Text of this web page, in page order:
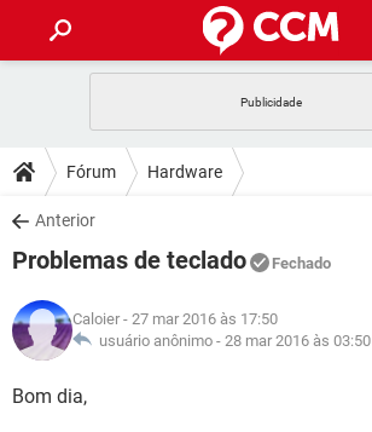
CELULAR
OUTLOOK
INSTAGRAM GMAIL
GUIA DE COMPRAS
DICAS
JOGOS
INSTAGRAM
GUIA DE COMPRAS
DOWNLOADS
JOGOS WHATSAPP
CELULAR
OUTLOOK EXCEL
INSTAGRAM
JOGOS
CELULAR
OUTLOOK
GLOSSÁRIO
JOGOS
Fórum Hardware
Anterior
Problemas de teclado Fechado
Caloier - 27 mar 2016 às 17:50
usuário anônimo - 28 mar 2016 às 03:50
Bom dia,